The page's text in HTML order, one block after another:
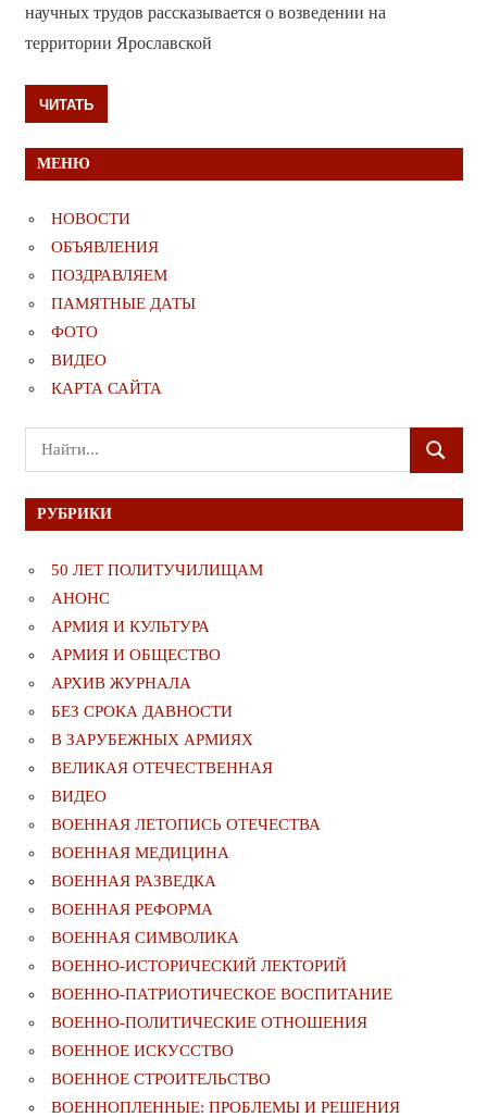
научных трудов рассказывается о возведении на
территории Ярославской
ЧИТАТЬ
МЕНЮ
НОВОСТИ
ОБЪЯВЛЕНИЯ
ПОЗДРАВЛЯЕМ
ПАМЯТНЫЕ ДАТЫ
ФОТО
ВИДЕО
КАРТА САЙТА
Поиск
для:
ПОИСК
РУБРИКИ
50 ЛЕТ ПОЛИТУЧИЛИЩАМ
АНОНС
АРМИЯ И КУЛЬТУРА
АРМИЯ И ОБЩЕСТВО
АРХИВ ЖУРНАЛА
БЕЗ СРОКА ДАВНОСТИ
В ЗАРУБЕЖНЫХ АРМИЯХ
ВЕЛИКАЯ ОТЕЧЕСТВЕННАЯ
ВИДЕО
ВОЕННАЯ ЛЕТОПИСЬ ОТЕЧЕСТВА
ВОЕННАЯ МЕДИЦИНА
ВОЕННАЯ РАЗВЕДКА
ВОЕННАЯ РЕФОРМА
ВОЕННАЯ СИМВОЛИКА
ВОЕННО-ИСТОРИЧЕСКИЙ ЛЕКТОРИЙ
ВОЕННО-ПАТРИОТИЧЕСКОЕ ВОСПИТАНИЕ
ВОЕННО-ПОЛИТИЧЕСКИE ОТНОШЕНИЯ
ВОЕННОЕ ИСКУССТВО
ВОЕННОЕ СТРОИТЕЛЬСТВО
ВОЕННОПЛЕННЫЕ: ПРОБЛЕМЫ И РЕШЕНИЯ